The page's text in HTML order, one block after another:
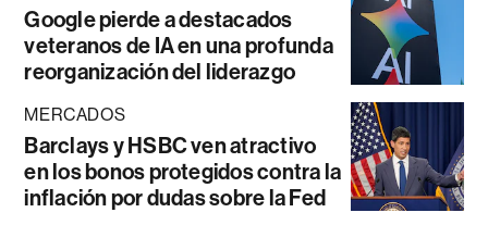
Google pierde a destacados
veteranos de IA en una profunda
reorganización del liderazgo
MERCADOS
Barclays y HSBC ven atractivo
en los bonos protegidos contra la
inflación por dudas sobre la Fed